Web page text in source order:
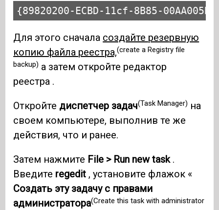
{89820200-ECBD-11cf-8B85-
Для этого сначала создайте резервную
копию файла реестра,(create a Registry file
backup) а затем откройте редактор
реестра .
Откройте диспетчер задач(Task Manager) на
своем компьютере, выполнив те же
действия, что и ранее.
Затем нажмите File > Run new task.
Введите regedit , установите флажок «
Создать эту задачу с правами
администратора(Create this task with administrator